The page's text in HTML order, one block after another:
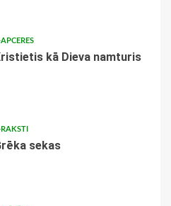
APCERES
kā Dieva namturis
RAKSTI
sekas